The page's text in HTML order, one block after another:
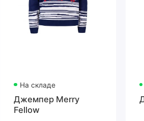
На складе
Джемпер Merry
Fellow